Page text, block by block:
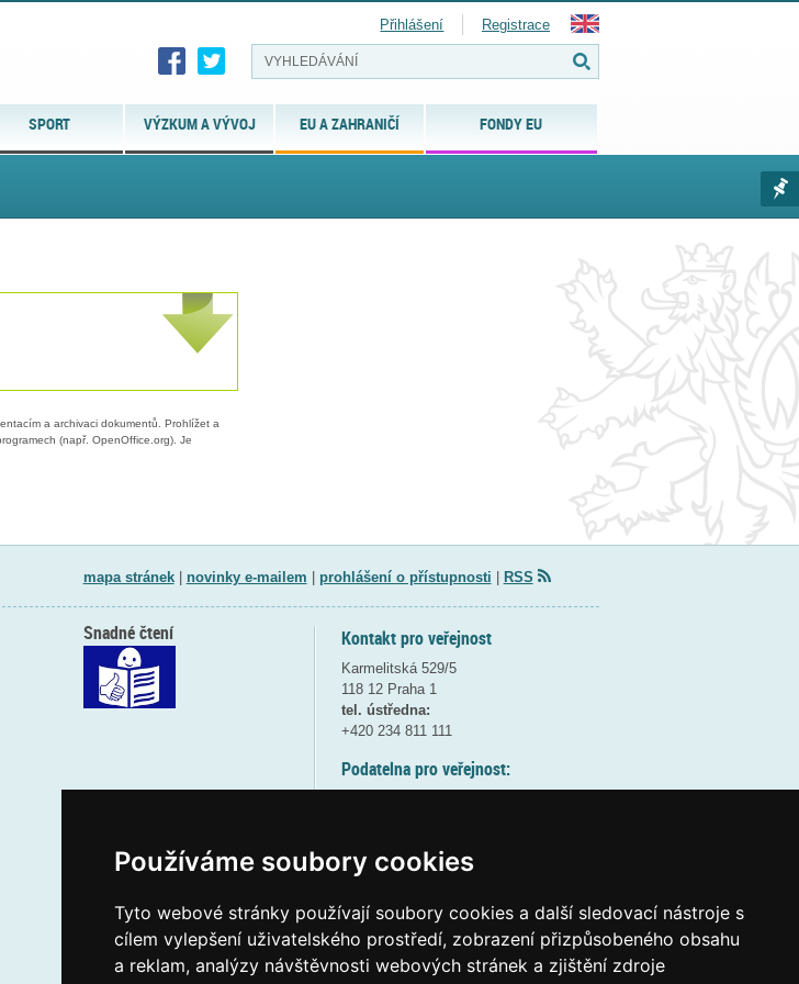
Používáme soubory cookies
Tyto webové stránky používají soubory cookies a další sledovací nástroje s
cílem vylepšení uživatelského prostředí, zobrazení přizpůsobeného obsahu
a reklam, analýzy návštěvnosti webových stránek a zjištění zdroje
SPORT VÝZKUM A VÝVOJ EU A ZAHRANIČÍ FONDY EU
Přihlášení Registrace
a archivaci dokumentů. Prohlížet a
(např. OpenOffice.org). Je
mapa stránek| novinky e-mailem prohlášení o přístupnosti RSS
Kontakt pro veřejnost
Karmelitská 529/5
118 12 Praha 1
tel. ústředna:
+420 234 811 111
Podatelna pro veřejnost:
(více informací
Elektronická podatelna:
posta@msmtgov cz
Snadné čtení